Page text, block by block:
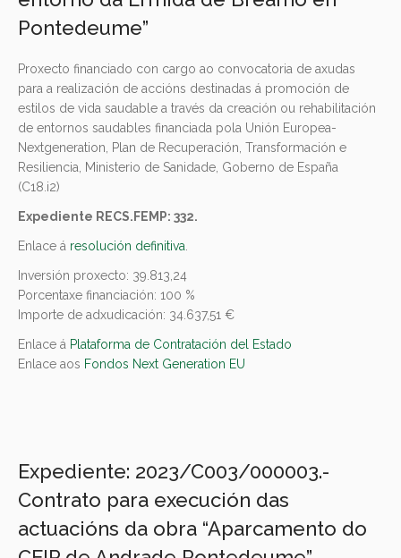
Pontedeume”
Proxecto financiado con cargo ao convocatoria de axudas
para a realización de accións destinadas á promoción de
estilos de vida saudable a través da creación ou rehabilitación
de entornos saudables financiada pola Unión Europea-
Nextgeneration, Plan de Recuperación, Transformación e
Resiliencia, Ministerio de Sanidade, Goberno de España
(C18.i2)
Expediente RECS.FEMP: 332.
Enlace á resolución definitiva
Inversión proxecto: 39.813,24
Porcentaxe financiación: 100 %
Importe de adxudicación: 34.637,51 €
Enlace á Plataforma de Contratación del Estado
Enlace aos Fondos Next Generation EU
Expediente: 2023/C003/000003.-
Contrato para execución das
actuacións da obra “Aparcamento do